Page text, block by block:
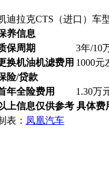
迪拉克CTS（进口）车
养信息
保周期
3年/10
换机油机滤费用 1000元
险/贷款
年全险费用
1.30万
上信息仅供参考 具体
表： 凤凰汽车